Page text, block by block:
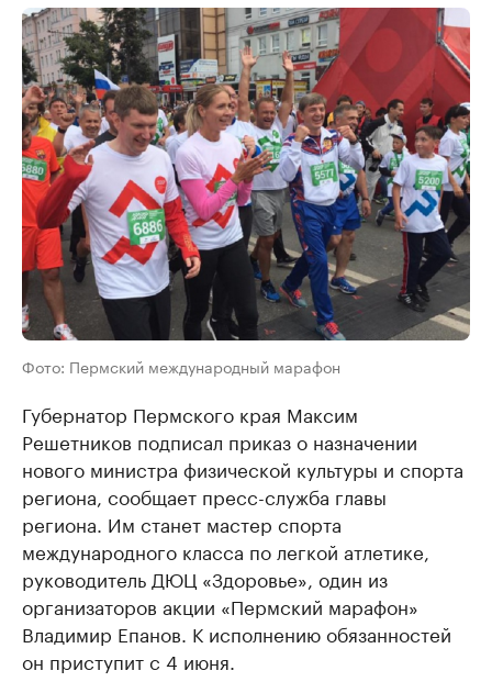
Фото: Пермский международный марафон
Губернатор Пермского края Максим
Решетников подписал приказ о назначении
нового министра физической культуры и спорта
региона, сообщает пресс-служба главы
региона. Им станет мастер спорта
международного класса по легкой атлетике,
руководитель ДЮЦ «Здоровье», один из
организаторов акции «Пермский марафон»
Владимир Епанов. К исполнению обязанностей
он приступит с 4 июня.